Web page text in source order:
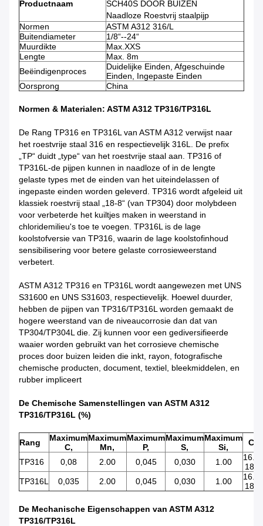
Productnaam
SCH40S DOOR BUIZEN
Naadloze Roestvrij staalpijp
Normen
ASTM A312 316/L
Buitendiameter
1/8“--24“
Muurdikte
Max.XXS
Lengte
Max. 8m
Beëindigenproces
Duidelijke Einden, Afgeschuinde
Einden, Ingepaste Einden
Oorsprong
China
Normen & Materialen: ASTM A312 TP316/TP316L
De Rang TP316 en TP316L van ASTM A312 verwijst naar
het roestvrije staal 316 en respectievelijk 316L. De prefix
„TP“ duidt „type“ van het roestvrije staal aan. TP316 of
TP316L-de pijpen kunnen in naadloze of in de lengte
gelaste types met de einden van het uiteindelassen of
ingepaste einden worden geleverd. TP316 wordt afgeleid uit
klassiek roestvrij staal „18-8“ (van TP304) door molybdeen
voor verbeterde het kuiltjes maken in weerstand in
chloridemilieu's toe te voegen. TP316L is de lage
koolstofversie van TP316, waarin de lage koolstofinhoud
sensibilisering voor betere gelaste corrosieweerstand
verbetert.
ASTM A312 TP316 en TP316L wordt aangewezen met UNS
S31600 en UNS S31603, respectievelijk. Hoewel duurder,
hebben de pijpen van TP316/TP316L worden gemaakt de
hogere weerstand van de niveaucorrosie dan dat van
TP304/TP304L die. Zij kunnen voor een gediversifieerde
waaier worden gebruikt van het corrosieve chemische
proces door buizen leiden die inkt, rayon, fotografische
chemische producten, document, textiel, bleekmiddelen, en
rubber impliceert
De Chemische Samenstellingen van ASTM A312
TP316/TP316L (%)
Rang
Maximum
C,
Maximum
Mn,
Maximum
P,
Maximum
S,
Maximum
Si,
Cr
TP316 0,08 2.00 0,045 0,030 1.00
16.0-
18.0
TP316L
0,035 2.00 0,045 0,030 1.00
16.0-
18.0
De Mechanische Eigenschappen van ASTM A312
TP316/TP316L